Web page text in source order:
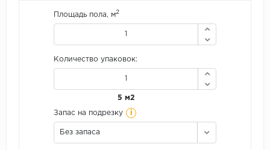
Площадь пола, м2
Количество упаковок:
5 м2
Запас на подрезку i
Без запаса